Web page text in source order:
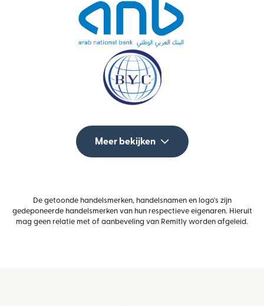
Meer bekijken
De getoonde handelsmerken, handelsnamen en logo's zijn
gedeponeerde handelsmerken van hun respectieve eigenaren. Hieruit
mag geen relatie met of aanbeveling van Remitly worden afgeleid.